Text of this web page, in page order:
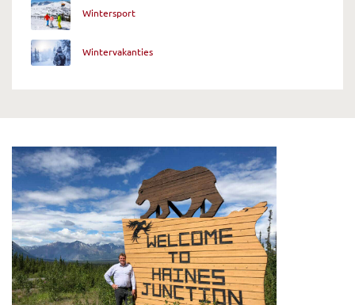
Wintersport
Wintervakanties